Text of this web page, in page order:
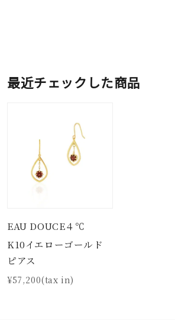
最近チェックした商品
EAU DOUCE４℃
K10イエローゴールド
ピアス
¥57,200(tax in)